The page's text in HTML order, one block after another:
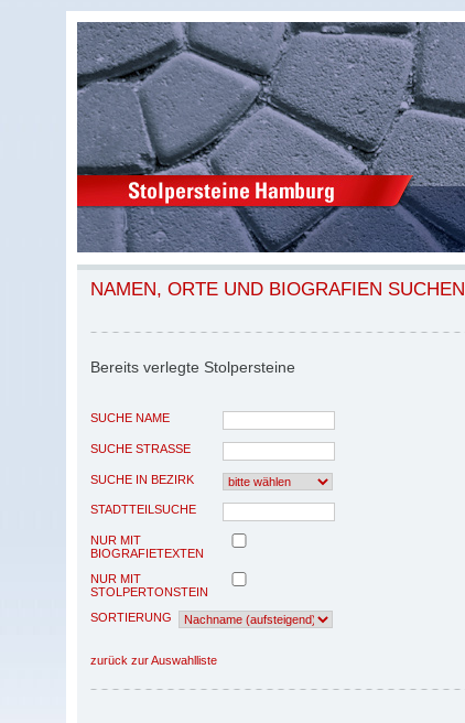
NAMEN, ORTE UND BIOGRAFIEN SUCHEN
Bereits verlegte Stolpersteine
SUCHE NAME
SUCHE STRASSE
SUCHE IN BEZIRK
STADTTEILSUCHE
NUR MIT
BIOGRAFIETEXTEN
NUR MIT
STOLPERTONSTEIN
SORTIERUNG
zurück zur Auswahlliste